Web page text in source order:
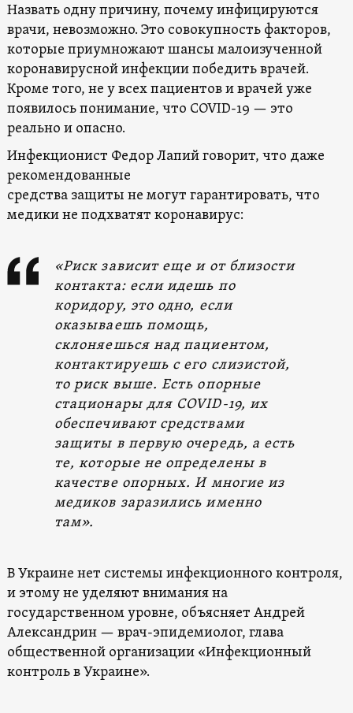
Назвать одну причину, почему инфицируются
врачи, невозможно. Это совокупность факторов,
которые приумножают шансы малоизученной
коронавирусной инфекции победить врачей.
Кроме того, не у всех пациентов и врачей уже
появилось понимание, что COVID-19 — это
реально и опасно.
Инфекционист Федор Лапий говорит, что даже
рекомендованные
средства защиты не могут гарантировать, что
медики не подхватят коронавирус:
«Риск зависит еще и от близости
контакта: если идешь по
коридору, это одно, если
оказываешь помощь,
склоняешься над пациентом,
контактируешь с его слизистой,
то риск выше. Есть опорные
стационары для COVID-19, их
обеспечивают средствами
защиты в первую очередь, а есть
те, которые не определены в
качестве опорных. И многие из
медиков заразились именно
там».
В Украине нет системы инфекционного контроля,
и этому не уделяют внимания на
государственном уровне, объясняет Андрей
Александрин — врач-эпидемиолог, глава
общественной организации «Инфекционный
контроль в Украине».